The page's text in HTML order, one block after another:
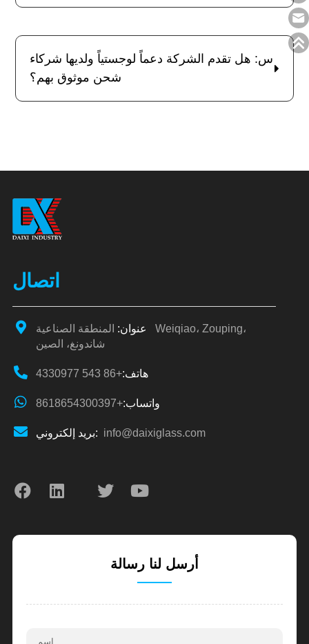
س: هل تقدم الشركة دعماً لوجستياً ولديها شركاء
شحن موثوق بهم؟
اتصال
عنوان: المنطقة الصناعية Weiqiao، Zouping،
شاندونغ، الصين
هاتف:+86 543 4330977
واتساب:+8618654300397
بريد إلكتروني: info@daixiglass.com
أرسل لنا رسالة